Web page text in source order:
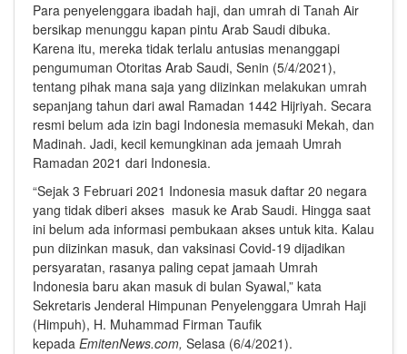
Para penyelenggara ibadah haji, dan umrah di Tanah Air
bersikap menunggu kapan pintu Arab Saudi dibuka.
Karena itu, mereka tidak terlalu antusias menanggapi
pengumuman Otoritas Arab Saudi, Senin (5/4/2021),
tentang pihak mana saja yang diizinkan melakukan umrah
sepanjang tahun dari awal Ramadan 1442 Hijriyah. Secara
resmi belum ada izin bagi Indonesia memasuki Mekah, dan
Madinah. Jadi, kecil kemungkinan ada jemaah Umrah
Ramadan 2021 dari Indonesia.
“Sejak 3 Februari 2021 Indonesia masuk daftar 20 negara
yang tidak diberi akses masuk ke Arab Saudi. Hingga saat
ini belum ada informasi pembukaan akses untuk kita. Kalau
pun diizinkan masuk, dan vaksinasi Covid-19 dijadikan
persyaratan, rasanya paling cepat jamaah Umrah
Indonesia baru akan masuk di bulan Syawal,” kata
Sekretaris Jenderal Himpunan Penyelenggara Umrah Haji
(Himpuh), H. Muhammad Firman Taufik
kepada EmitenNews.com, Selasa (6/4/2021).